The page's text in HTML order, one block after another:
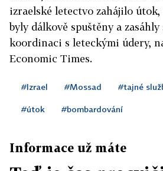
izraelské letectvo zahájilo
byly dálkově spuštěny a
koordinaci s leteckými údery,
Economic Times.
#Izrael #Mossad #tajné
#útok #bombardování
Informace už máte